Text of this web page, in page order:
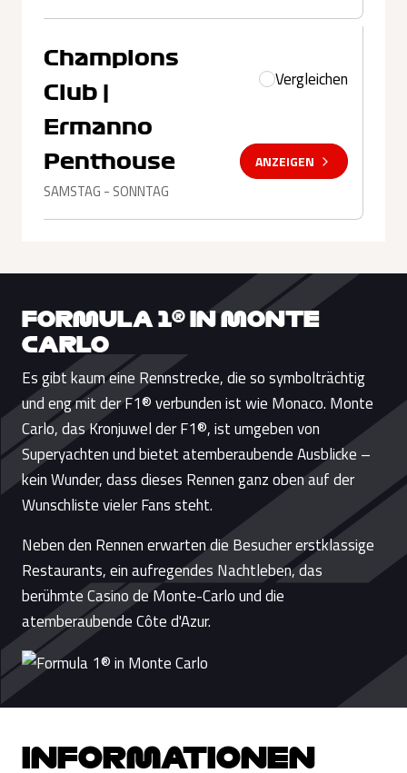
Champions
Club |
Ermanno
Penthouse
SAMSTAG - SONNTAG
Vergleichen
ANZEIGEN
FORMULA 1® IN MONTE
CARLO
Es gibt kaum eine Rennstrecke, die so symbolträchtig
und eng mit der F1® verbunden ist wie Monaco. Monte
Carlo, das Kronjuwel der F1®, ist umgeben von
Superyachten und bietet atemberaubende Ausblicke –
kein Wunder, dass dieses Rennen ganz oben auf der
Wunschliste vieler Fans steht.
Neben den Rennen erwarten die Besucher erstklassige
Restaurants, ein aufregendes Nachtleben, das
berühmte Casino de Monte-Carlo und die
atemberaubende Côte d'Azur.
INFORMATIONEN